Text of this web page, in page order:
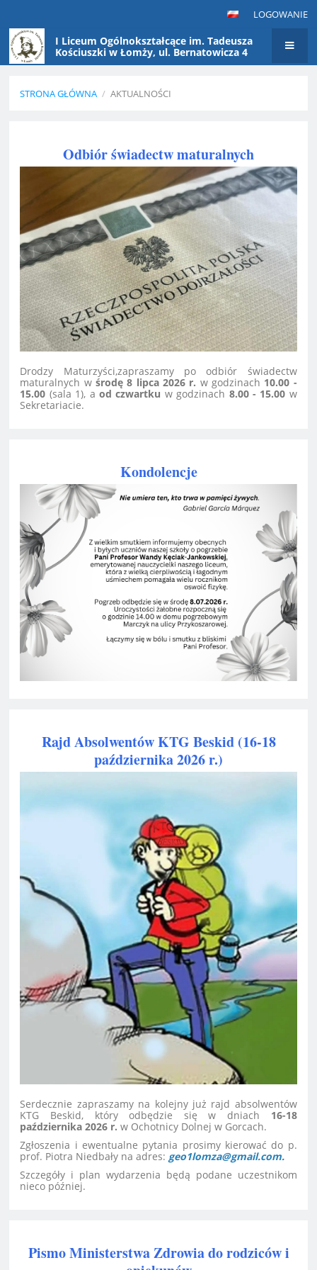
LOGOWANIE
I Liceum Ogólnokształcące im. Tadeusza
Kościuszki w Łomży, ul. Bernatowicza 4
STRONA GŁÓWNA / AKTUALNOŚCI
Odbiór świadectw maturalnych
Drodzy Maturzyści,zapraszamy po odbiór świadectw
maturalnych w środę 8 lipca 2026 r. w godzinach 10.00 -
15.00 (sala 1), a od czwartku w godzinach 8.00 - 15.00 w
Sekretariacie.
Kondolencje
Rajd Absolwentów KTG Beskid (16-18
października 2026 r.)
Serdecznie zapraszamy na kolejny już rajd absolwentów
KTG Beskid, który odbędzie się w dniach 16-18
października 2026 r.w Ochotnicy Dolnej w Gorcach.
Zgłoszenia i ewentualne pytania prosimy kierować do p.
prof. Piotra Niedbały na adres: geo1lomza@gmail.com.
Szczegóły i plan wydarzenia będą podane uczestnikom
nieco później.
Pismo Ministerstwa Zdrowia do rodziców i